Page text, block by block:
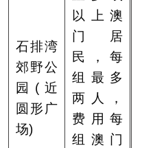
石排湾
郊野公
园(近
圆形广
场)
以上澳
门居
民，每
组最多
两人，
费用每
组澳门